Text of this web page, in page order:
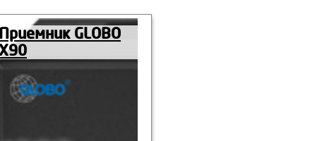
Приемник GLOBO